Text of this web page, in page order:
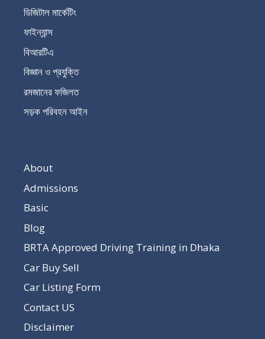
ডিজিটাল মার্কেটিং
ফাইন্যান্স
বিআরটিএ
বিজ্ঞান ও প্রযুক্তি
রমজানের ফজিলত
সড়ক পরিবহন আইন
About
Admissions
Basic
Blog
BRTA Approved Driving Training in Dhaka
Car Buy Sell
Car Listing Form
Contact US
Disclaimer